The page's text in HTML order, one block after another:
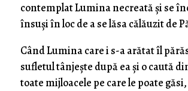
contemplat Lumina necreată şi se
însuşi în loc de a se lăsa călăuzit de
Când Lumina care i s-a arătat îl
sufletul tânjeşte după ea şi o caută
toate mijloacele pe care le poate